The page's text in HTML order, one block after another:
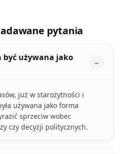
pytania
być używana jako
już w starożytności i
używana jako forma
sprzeciw wobec
czy decyzji politycznych.